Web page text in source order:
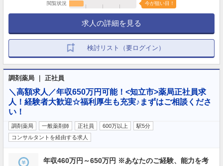
閲覧状況 今が狙い目！
求人の詳細を見る
検討リスト（要ログイン）
調剤薬局 ｜ 正社員
＼高額求人／年収650万円可能！<知立市>薬局正社員求
人！経験者大歓迎☆福利厚生も充実♪まずはご相談くださ
い！
調剤薬局 一般薬剤師 正社員 600万以上
駅5分
コンサルタントを経由する求人
年収460万円～650万円 ※あなたのご経験、能力を考